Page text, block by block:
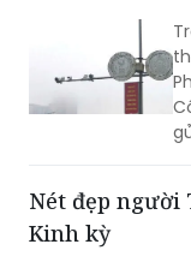
Nét đẹp người
Kinh kỳ